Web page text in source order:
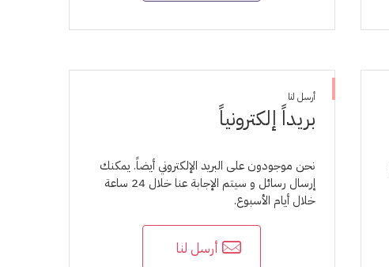
أرسل لنا
بريداً إلكترونياً
نحن موجودون على البريد الإلكتروني أيضاً. يمكنك
إرسال رسائل و سيتم الإجابة عنا خلال 24 ساعة
خلال أيام الأسبوع.
أرسل لنا